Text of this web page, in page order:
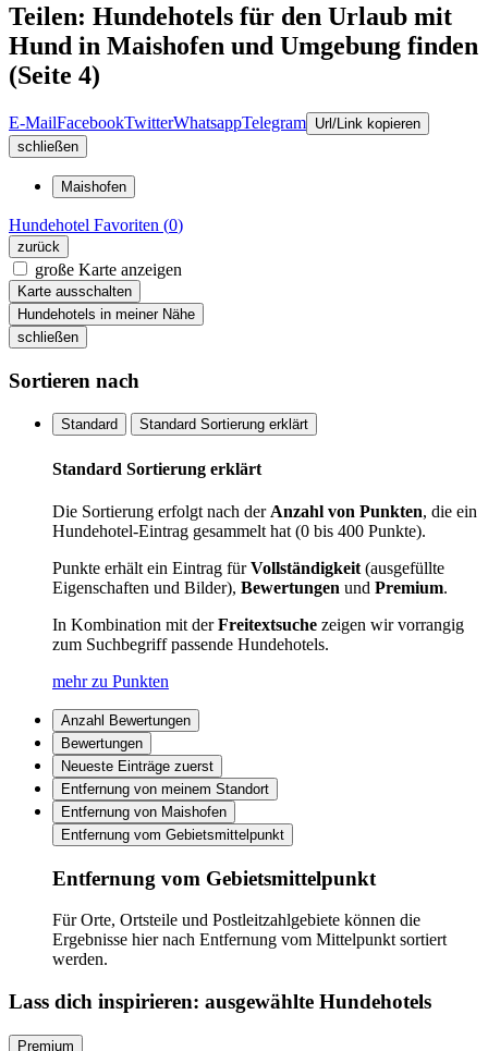
Teilen: Hundehotels für den Urlaub mit
Hund in Maishofen und Umgebung finden
(Seite 4)
E-MailFacebookTwitterWhatsappTelegram Url/Link kopieren
schließen
Maishofen
Hundehotel Favoriten (0)
zurück
große Karte anzeigen
Karte ausschalten
Hundehotels in meiner Nähe
schließen
Sortieren nach
Standard Standard Sortierung erklärt
Standard Sortierung erklärt
Die Sortierung erfolgt nach der Anzahl von Punkten, die ein
Hundehotel-Eintrag gesammelt hat (0 bis 400 Punkte).
Punkte erhält ein Eintrag fürVollständigkeit (ausgefüllte
Eigenschaften und Bilder), Bewertungen und Premium.
In Kombination mit derFreitextsuche zeigen wir vorrangig
zum Suchbegriff passende Hundehotels.
mehr zu Punkten
Anzahl Bewertungen
Bewertungen
Neueste Einträge zuerst
Entfernung von meinem Standort
Entfernung von Maishofen
Entfernung vom Gebietsmittelpunkt
Entfernung vom Gebietsmittelpunkt
Für Orte, Ortsteile und Postleitzahlgebiete können die
Ergebnisse hier nach Entfernung vom Mittelpunkt sortiert
werden.
Lass dich inspirieren: ausgewählte Hundehotels
Premium